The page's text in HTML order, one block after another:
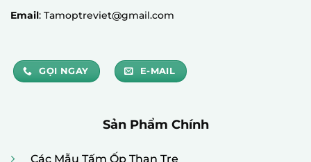
Email: Tamoptreviet@gmail.com
GỌI NGAY E-MAIL
Sản Phẩm Chính
Các Mẫu Tấm Ốp Than Tre